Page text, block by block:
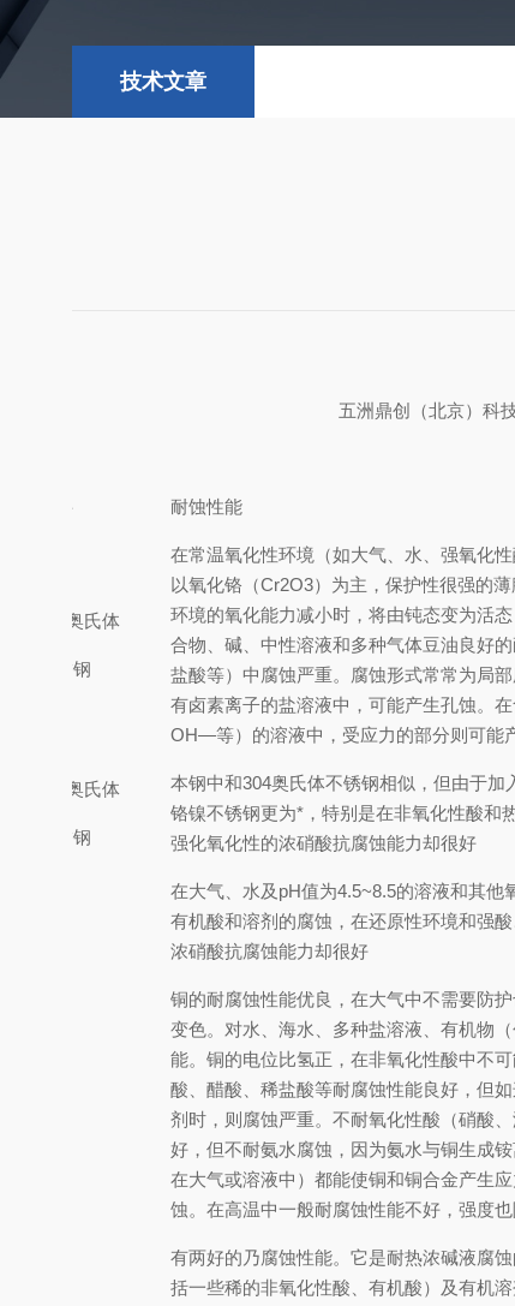
技术文章
五洲鼎创（北京）科
材料 耐蚀性能
304奥氏体
不锈钢
在常温氧化性环境（如大气、水、强氧化
以氧化铬（Cr2O3）为主，保护性很强的
环境的氧化能力减小时，将由钝态变为活
合物、碱、中性溶液和多种气体豆油良好
盐酸等）中腐蚀严重。腐蚀形式常常为局
有卤素离子的盐溶液中，可能产生孔蚀。
OH—等）的溶液中，受应力的部分则可能
316奥氏体
不锈钢
本钢中和304奥氏体不锈钢相似，但由于加
铬镍不锈钢更为*，特别是在非氧化性酸和
强化氧化性的浓硝酸抗腐蚀能力却很好
在大气、水及pH值为4.5~8.5的溶液和其
有机酸和溶剂的腐蚀，在还原性环境和强
浓硝酸抗腐蚀能力却很好
铜的耐腐蚀性能优良，在大气中不需要防
变色。对水、海水、多种盐溶液、有机物
能。铜的电位比氢正，在非氧化性酸中不
酸、醋酸、稀盐酸等耐腐蚀性能良好，但
剂时，则腐蚀严重。不耐氧化性酸（硝酸
好，但不耐氨水腐蚀，因为氨水与铜生成
在大气或溶液中）都能使铜和铜合金产生
蚀。在高温中一般耐腐蚀性能不好，强度也
有两好的乃腐蚀性能。它是耐热浓碱液腐
括一些稀的非氧化性酸、有机酸）及有机